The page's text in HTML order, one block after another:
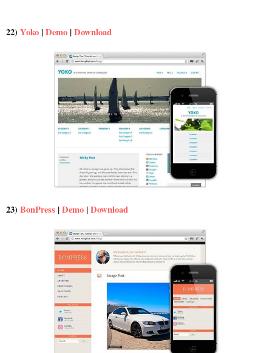
22)Yoko |Demo |Download
23)BonPress |Demo |Download